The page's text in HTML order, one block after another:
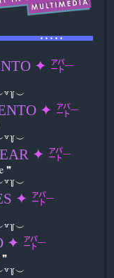
NTO ✦ ㌀╴
NTO ✦ ㌀╴
EAR ✦ ㌀╴
❞
S ✦ ㌀╴
✦ ㌀╴